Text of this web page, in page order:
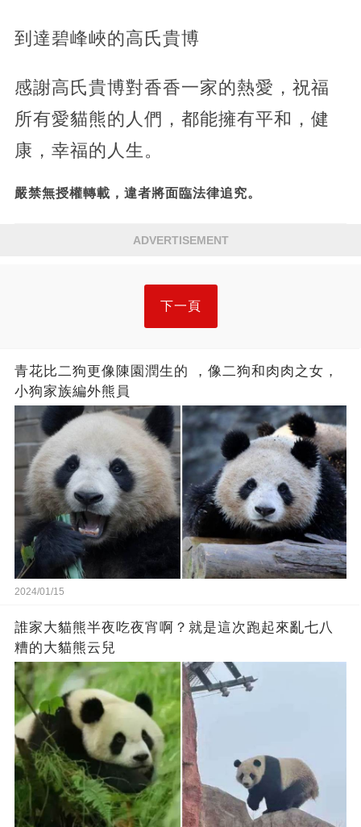
到達碧峰峽的高氏貴博
感謝高氏貴博對香香一家的熱愛，祝福
所有愛貓熊的人們，都能擁有平和，健
康，幸福的人生。
嚴禁無授權轉載，違者將面臨法律追究。
ADVERTISEMENT
下一頁
青花比二狗更像陳園潤生的 ​​，像二狗和肉肉之女，
小狗家族編外熊員
2024/01/15
誰家大貓熊半夜吃夜宵啊？就是這次跑起來亂七八
糟的大貓熊云兒